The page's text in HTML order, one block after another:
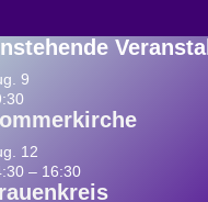
9
12
– 16:30